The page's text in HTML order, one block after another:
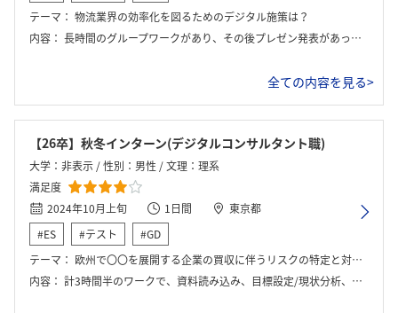
テーマ： 物流業界の効率化を図るためのデジタル施策は？
内容： 長時間のグループワークがあり、その後プレゼン発表があった。それが終わった後は、別室に行き個別のフィードバックや座談会がありました。
全ての内容を見る>
【26卒】秋冬インターン(デジタルコンサルタント職)
大学：非表示 / 性別：男性 / 文理：理系
満足度
2024年10月上旬
1日間
東京都
#ES
#テスト
#GD
テーマ： 欧州で〇〇を展開する企業の買収に伴うリスクの特定と対策に関するアドバイザリー
内容： 計3時間半のワークで、資料読み込み、目標設定/現状分析、リスク洗い出しと具体化、リスクの優先順位付け、施策検討、施策の評価、資料作成を行った。ワーク後は発表、質疑応答、個別FB、懇親会があった。